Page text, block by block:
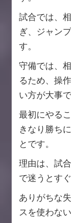
試合では、
ぎ、ジャン
す。
守備では、
るため、操
い方が大事で
最初にやる
きなり勝ち
とです。
理由は、試
で迷うとす
ありがちな
スを使わな